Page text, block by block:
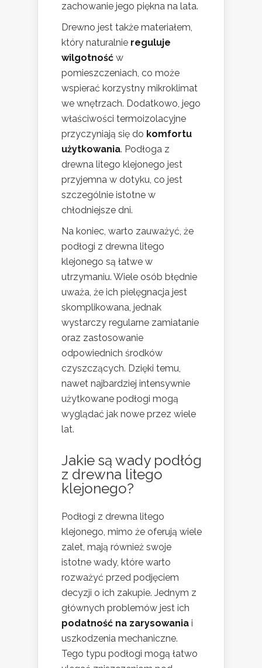
zachowanie jego piękna na lata.
Drewno jest także materiałem,
który naturalnie reguluje
wilgotność w
pomieszczeniach, co może
wspierać korzystny mikroklimat
we wnętrzach. Dodatkowo, jego
właściwości termoizolacyjne
przyczyniają się do komfortu
użytkowania. Podłoga z
drewna litego klejonego jest
przyjemna w dotyku, co jest
szczególnie istotne w
chłodniejsze dni.
Na koniec, warto zauważyć, że
podłogi z drewna litego
klejonego są łatwe w
utrzymaniu. Wiele osób błędnie
uważa, że ich pielęgnacja jest
skomplikowana, jednak
wystarczy regularne zamiatanie
oraz zastosowanie
odpowiednich środków
czyszczących. Dzięki temu,
nawet najbardziej intensywnie
użytkowane podłogi mogą
wyglądać jak nowe przez wiele
lat.
Jakie są wady podłóg
z drewna litego
klejonego?
Podłogi z drewna litego
klejonego, mimo że oferują wiele
zalet, mają również swoje
istotne wady, które warto
rozważyć przed podjęciem
decyzji o ich zakupie. Jednym z
głównych problemów jest ich
podatność na zarysowania i
uszkodzenia mechaniczne.
Tego typu podłogi mogą łatwo